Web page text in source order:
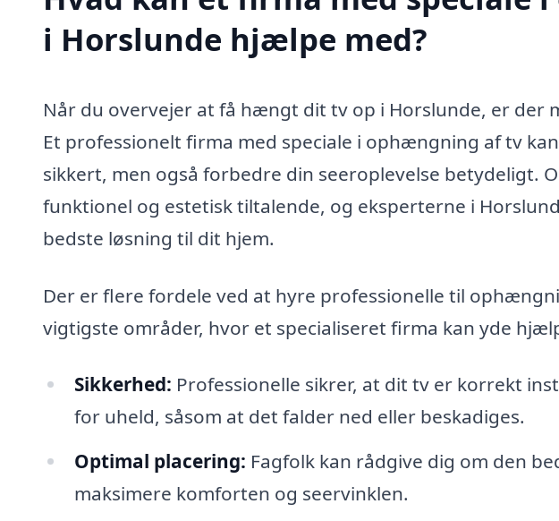
i Horslunde hjælpe med?
Når du overvejer at få hængt dit tv op i Horslunde, er der
Et professionelt firma med speciale i ophængning af tv
sikkert, men også forbedre din seeroplevelse betydeligt.
funktionel og estetisk tiltalende, og eksperterne i
bedste løsning til dit hjem.
Der er flere fordele ved at hyre professionelle til
vigtigste områder, hvor et specialiseret firma kan yde
Sikkerhed: Professionelle sikrer, at dit tv er korrekt
for uheld, såsom at det falder ned eller beskadiges.
Optimal placering: Fagfolk kan rådgive dig om den
maksimere komforten og seervinklen.